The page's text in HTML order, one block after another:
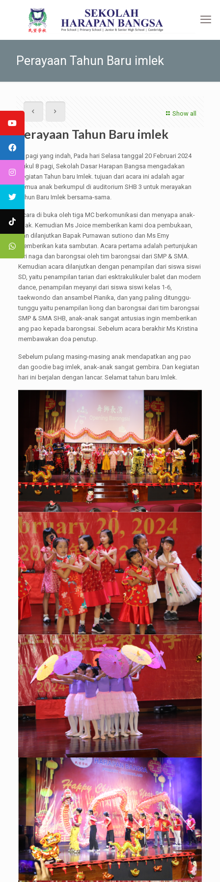
Perayaan Tahun Baru imlek
Show all
Perayaan Tahun Baru imlek
Di pagi yang indah, Pada hari Selasa tanggal 20 Februari 2024
pukul 8 pagi, Sekolah Dasar Harapan Bangsa mengadakan
kegiatan Tahun baru Imlek. tujuan dari acara ini adalah agar
semua anak berkumpul di auditorium SHB 3 untuk merayakan
Tahun Baru Imlek bersama-sama.
Acara di buka oleh tiga MC berkomunikasi dan menyapa anak-
anak. Kemudian Ms Joice memberikan kami doa pembukaan,
dan dilanjutkan Bapak Purnawan sutiono dan Ms Emy
memberikan kata sambutan. Acara pertama adalah pertunjukan
tari naga dan barongsai oleh tim barongsai dari SMP & SMA.
Kemudian acara dilanjutkan dengan penampilan dari siswa siswi
SD, yaitu penampilan tarian dari esktrakulikuler balet dan modern
dance, penampilan meyanyi dari siswa siswi kelas 1-6,
taekwondo dan ansambel Pianika, dan yang paling ditunggu-
tunggu yaitu penampilan liong dan barongsai dari tim barongsai
SMP & SMA SHB, anak-anak sangat antusias ingin memberikan
ang pao kepada barongsai. Sebelum acara berakhir Ms Kristina
membawakan doa penutup.
Sebelum pulang masing-masing anak mendapatkan ang pao
dan goodie bag imlek, anak-anak sangat gembira. Dan kegiatan
hari ini berjalan dengan lancar. Selamat tahun baru Imlek.